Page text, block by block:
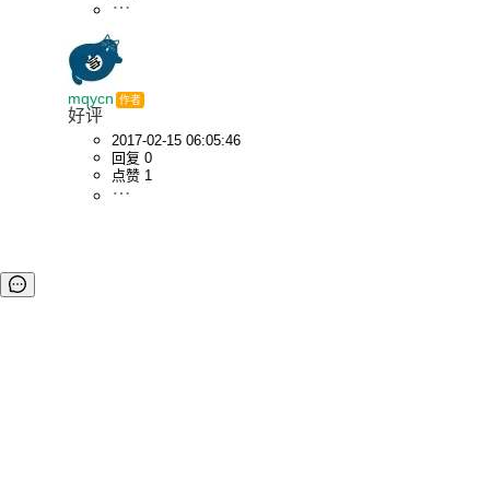
mqycn 作者
好评
2017-02-15 06:05:46
回复 0
点赞 1